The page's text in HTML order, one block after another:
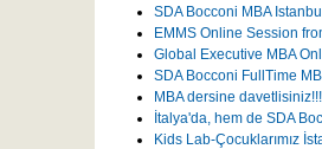
SDA Bocconi MBA
EMMS Online Session
Global Executive MBA
SDA Bocconi FullTime
MBA dersine davetlisiniz!!!
İtalya'da, hem de SDA
Kids Lab-Çocuklarımız